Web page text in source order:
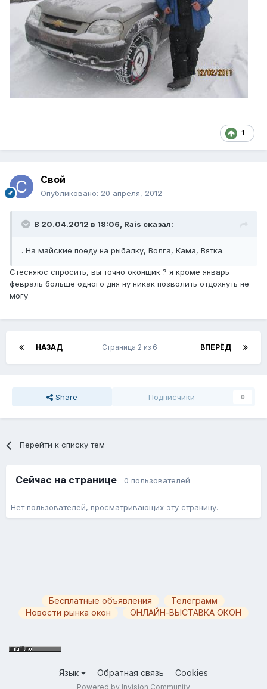
1
Свой
Опубликовано: 20 апреля, 2012
В 20.04.2012 в 18:06, Rais сказал:
. На майские поеду на рыбалку, Волга, Кама, Вятка.
Стесняюс спросить, вы точно оконщик ? я кроме январь
февраль больше одного дня ну никак позволить отдохнуть не
могу
НАЗАД ВПЕРЁД
Страница 2 из 6
Share Подписчики 0
Перейти к списку тем
Сейчас на странице 0 пользователей
Нет пользователей, просматривающих эту страницу.
Бесплатные объявления
Телеграмм
Новости рынка окон
ОНЛАЙН-ВЫСТАВКА ОКОН
Язык Обратная связь Cookies
Powered by Invision Community